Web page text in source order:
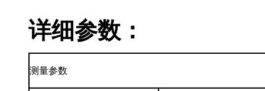
详细参数：
测量参数